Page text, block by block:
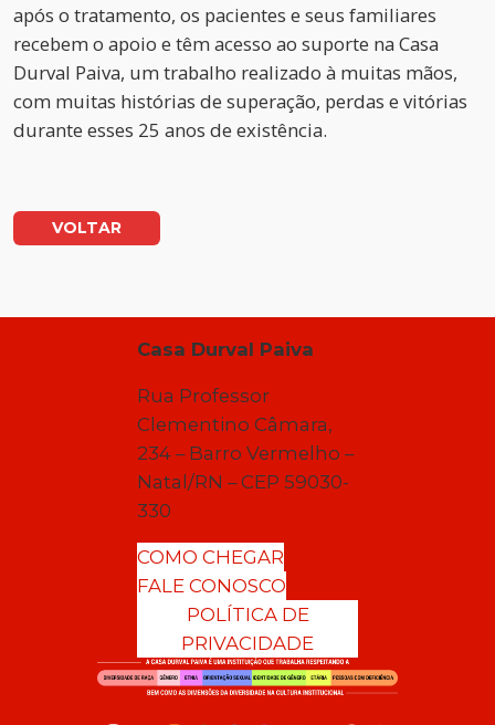
após o tratamento, os pacientes e seus familiares
recebem o apoio e têm acesso ao suporte na Casa
Durval Paiva, um trabalho realizado à muitas mãos,
com muitas histórias de superação, perdas e vitórias
durante esses 25 anos de existência.
VOLTAR
Casa Durval Paiva
Rua Professor
Clementino Câmara,
234 – Barro Vermelho –
Natal/RN – CEP 59030-
330
COMO CHEGAR
FALE CONOSCO
POLÍTICA DE
PRIVACIDADE